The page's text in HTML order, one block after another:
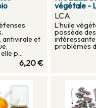
antivirale et
p...
6,20 €
végétale -
LCA
L'huile
possède
problèmes